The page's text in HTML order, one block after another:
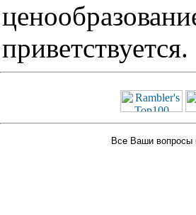
приветствуется.
Все Ваши вопросы